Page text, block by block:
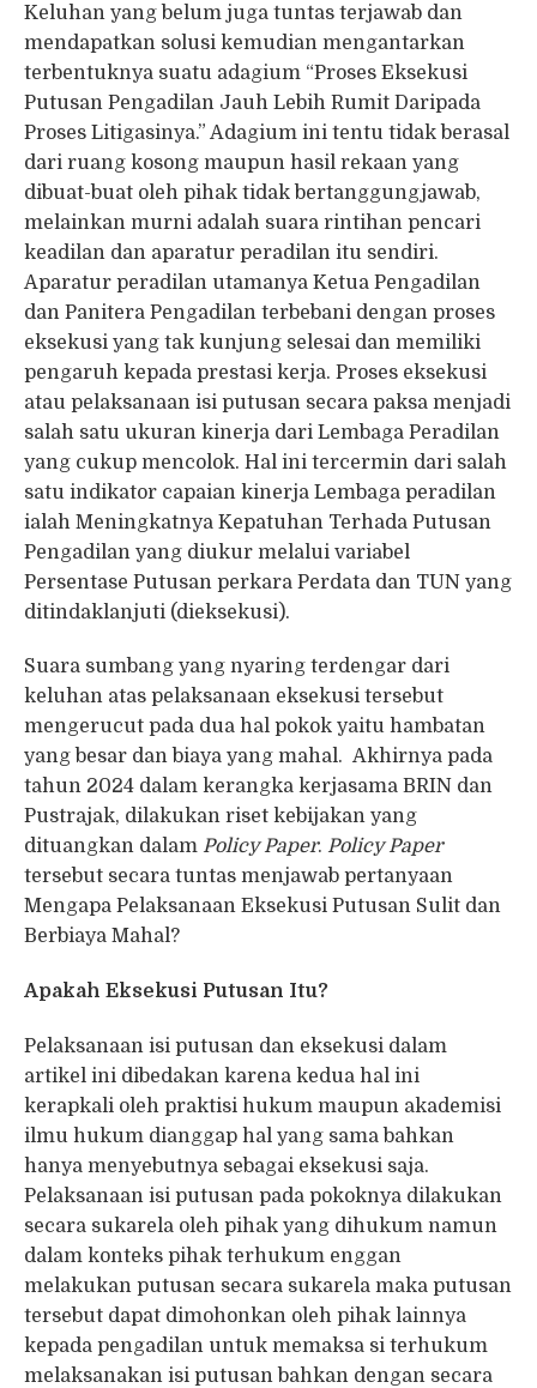
Keluhan yang belum juga tuntas terjawab dan
mendapatkan solusi kemudian mengantarkan
terbentuknya suatu adagium “Proses Eksekusi
Putusan Pengadilan Jauh Lebih Rumit Daripada
Proses Litigasinya.” Adagium ini tentu tidak berasal
dari ruang kosong maupun hasil rekaan yang
dibuat-buat oleh pihak tidak bertanggungjawab,
melainkan murni adalah suara rintihan pencari
keadilan dan aparatur peradilan itu sendiri.
Aparatur peradilan utamanya Ketua Pengadilan
dan Panitera Pengadilan terbebani dengan proses
eksekusi yang tak kunjung selesai dan memiliki
pengaruh kepada prestasi kerja. Proses eksekusi
atau pelaksanaan isi putusan secara paksa menjadi
salah satu ukuran kinerja dari Lembaga Peradilan
yang cukup mencolok. Hal ini tercermin dari salah
satu indikator capaian kinerja Lembaga peradilan
ialah Meningkatnya Kepatuhan Terhada Putusan
Pengadilan yang diukur melalui variabel
Persentase Putusan perkara Perdata dan TUN yang
ditindaklanjuti (dieksekusi).
Suara sumbang yang nyaring terdengar dari
keluhan atas pelaksanaan eksekusi tersebut
mengerucut pada dua hal pokok yaitu hambatan
yang besar dan biaya yang mahal. Akhirnya pada
tahun 2024 dalam kerangka kerjasama BRIN dan
Pustrajak, dilakukan riset kebijakan yang
dituangkan dalam Policy Paper. Policy Paper
tersebut secara tuntas menjawab pertanyaan
Mengapa Pelaksanaan Eksekusi Putusan Sulit dan
Berbiaya Mahal?
Apakah Eksekusi Putusan Itu?
Pelaksanaan isi putusan dan eksekusi dalam
artikel ini dibedakan karena kedua hal ini
kerapkali oleh praktisi hukum maupun akademisi
ilmu hukum dianggap hal yang sama bahkan
hanya menyebutnya sebagai eksekusi saja.
Pelaksanaan isi putusan pada pokoknya dilakukan
secara sukarela oleh pihak yang dihukum namun
dalam konteks pihak terhukum enggan
melakukan putusan secara sukarela maka putusan
tersebut dapat dimohonkan oleh pihak lainnya
kepada pengadilan untuk memaksa si terhukum
melaksanakan isi putusan bahkan dengan secara